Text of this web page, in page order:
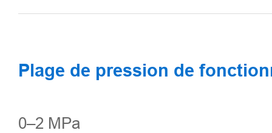
Plage de pression de
0–2 MPa